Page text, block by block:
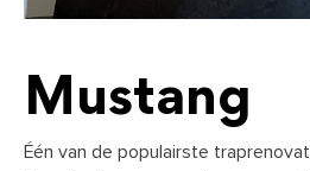
Mustang
Één van de populairste